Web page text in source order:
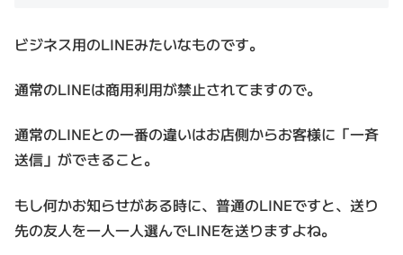
ビジネス用のLINEみたいなものです。
通常のLINEは商用利用が禁止されてますので。
通常のLINEとの一番の違いはお店側からお客様に「一斉
送信」ができること。
もし何かお知らせがある時に、普通のLINEですと、送り
先の友人を一人一人選んでLINEを送りますよね。